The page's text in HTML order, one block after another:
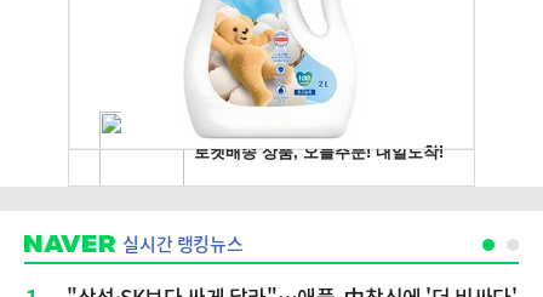
실시간 랭킹뉴스